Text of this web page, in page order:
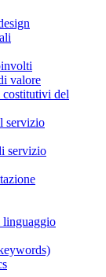
valore
costitutivi del
servizio
servizio
linguaggio